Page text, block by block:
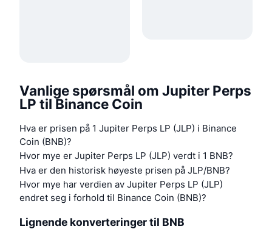
Vanlige spørsmål om Jupiter Perps
LP til Binance Coin
Hva er prisen på 1 Jupiter Perps LP (JLP) i Binance
Coin (BNB)?
Hvor mye er Jupiter Perps LP (JLP) verdt i 1 BNB?
Hva er den historisk høyeste prisen på JLP/BNB?
Hvor mye har verdien av Jupiter Perps LP (JLP)
endret seg i forhold til Binance Coin (BNB)?
Lignende konverteringer til BNB